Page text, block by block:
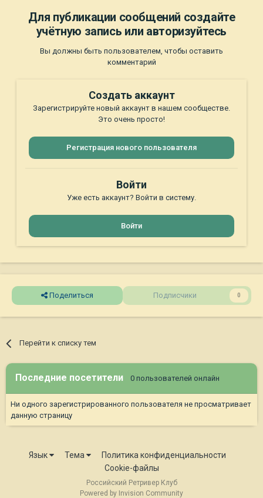
Для публикации сообщений создайте
учётную запись или авторизуйтесь
Вы должны быть пользователем, чтобы оставить
комментарий
Создать аккаунт
Зарегистрируйте новый аккаунт в нашем сообществе.
Это очень просто!
Регистрация нового пользователя
Войти
Уже есть аккаунт? Войти в систему.
Войти
Поделиться Подписчики 0
Перейти к списку тем
Последние посетители 0 пользователей онлайн
Ни одного зарегистрированного пользователя не просматривает
данную страницу
Язык Тема
Политика конфиденциальности
Cookie-файлы
Российский Ретривер Клуб
Powered by Invision Community